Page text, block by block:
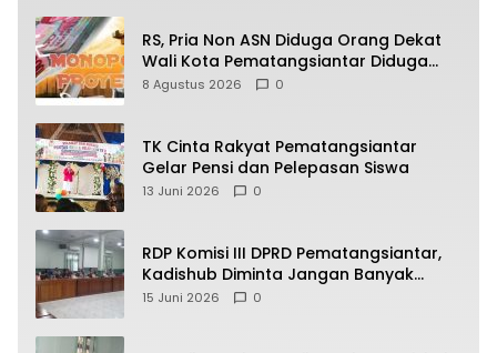
RS, Pria Non ASN Diduga Orang Dekat
Wali Kota Pematangsiantar Diduga
Bagi Bagi Proyek ke Kontraktor
8 Agustus 2026 0
TK Cinta Rakyat Pematangsiantar
Gelar Pensi dan Pelepasan Siswa
13 Juni 2026 0
RDP Komisi III DPRD Pematangsiantar,
Kadishub Diminta Jangan Banyak
Alasan
15 Juni 2026 0